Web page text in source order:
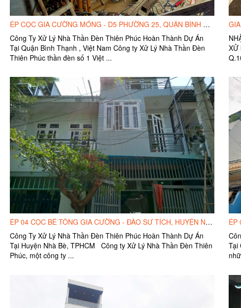
ÉP CỌC GIA CƯỜNG MÓNG - D5 PHƯỜNG 25, QUẬN BÌNH THẠNH
Công Ty Xử Lý Nhà Thần Đèn Thiên Phúc Hoàn Thành Dự Án
Tại Quận Bình Thạnh , Việt Nam Công ty Xử Lý Nhà Thần Đèn
Thiên Phúc thần đèn số 1 Việt ...
XỬ
ÉP 04 CỌC BÊ TÔNG GIA CƯỜNG - ĐÀO SƯ TÍCH, HUYỆN NHÀ BÈ, TPHCM.
Công Ty Xử Lý Nhà Thần Đèn Thiên Phúc Hoàn Thành Dự Án
Tại Huyện Nhà Bè, TPHCM Công ty Xử Lý Nhà Thần Đèn Thiên
Phúc, một công ty ...
Tại